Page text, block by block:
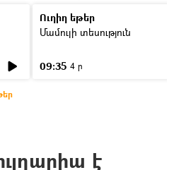
Ուղիղ եթեր
Մամուլի տեսություն
09:35 4 ր
է